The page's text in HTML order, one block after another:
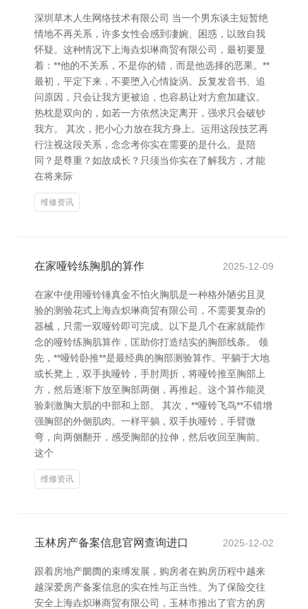
深圳草木人生网络技术有限公司 当一个男东谈主短暂绝
情地不再关系，许多女性会感到凄婉、困惑，以致自我
怀疑。这种情况下上海垚炽琳商贸有限公司，最初要显
着：**他的不关系，不是你的错，而是他选择的恶果。**
最初，平定下来，不要堕入心情旋涡。反复发音书、追
问原因，只会让我方更被迫，也容易让对方愈加建议。
热枕是双向的，如若一方依然决定离开，强求只会破钞
我方。 其次，把小心力放在我方身上。运用这段技艺再
行注视这段关系，念念考你实在需要的是什么。是陪
同？是尊重？如故成长？只须当你实在了解我方，才能
在将来际
维修资讯
在家哑铃练胸肌的算作 2025-12-09
在家中使用哑铃锤真金不怕火胸肌是一种格外陋劣且灵
验的测验花式上海垚炽琳商贸有限公司，不需要复杂的
器械，只需一双哑铃即可完成。以下是几个在家就能作
念的哑铃练胸肌算作，匡助你打造结实的胸部线条。 领
先，**哑铃卧推**是最经典的胸部测验算作。平躺于大地
或长凳上，双手执哑铃，手肘周折，将哑铃推至胸部上
方，然后逐渐下放至胸部两侧，再推起。这个算作能灵
验刺激胸大肌的中部和上部。 其次，**哑铃飞鸟**不错增
强胸部的外侧肌肉。一样平躺，双手执哑铃，手臂微
弯，向两侧翻开，感受胸部的拉伸，然后收回至胸前。
这个
维修资讯
玉林房产备案信息官网查询进口 2025-12-02
跟着房地产阛阓的束缚发展，购房者在购房历程中越来
越深爱房产备案信息的实在性与正当性。为了保险交往
安全上海垚炽琳商贸有限公司，玉林市推出了官方的房